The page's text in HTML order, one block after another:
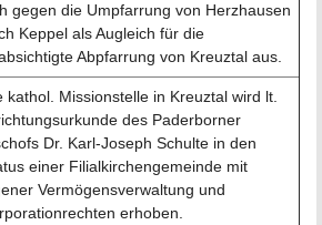
gegen die Umpfarrung von Herzhausen
Keppel als Augleich für die
Abpfarrung von Kreuztal aus.
kathol. Missionstelle in Kreuztal wird lt.
des Paderborner
Dr. Karl-Joseph Schulte in den
einer Filialkirchengemeinde mit
Vermögensverwaltung und
erhoben.